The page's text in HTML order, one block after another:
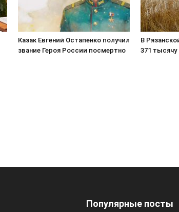
Казак Евгений Остапенко получил
звание Героя России посмертно
В
371 тысячу
Популярные посты